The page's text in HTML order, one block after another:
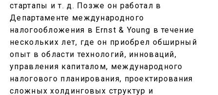
стартапы и т. д. Позже он работал в
Департаменте международного
налогообложения в Ernst & Young в течение
нескольких лет, где он приобрел обширный
опыт в области технологий, инноваций,
управления капиталом, международного
налогового планирования, проектирования
сложных холдинговых структур и